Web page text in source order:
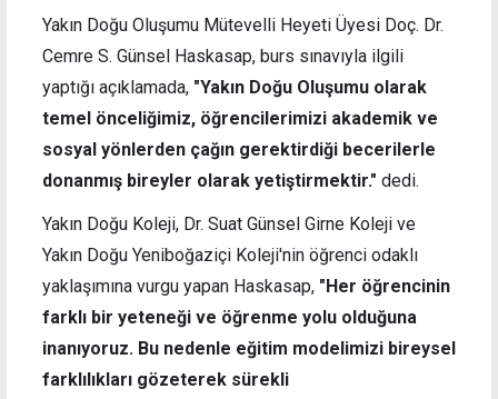
Yakın Doğu Oluşumu Mütevelli Heyeti Üyesi Doç. Dr.
Cemre S. Günsel Haskasap, burs sınavıyla ilgili
yaptığı açıklamada, "Yakın Doğu Oluşumu olarak
temel önceliğimiz, öğrencilerimizi akademik ve
sosyal yönlerden çağın gerektirdiği becerilerle
donanmış bireyler olarak yetiştirmektir." dedi.
Yakın Doğu Koleji, Dr. Suat Günsel Girne Koleji ve
Yakın Doğu Yeniboğaziçi Koleji'nin öğrenci odaklı
yaklaşımına vurgu yapan Haskasap, "Her öğrencinin
farklı bir yeteneği ve öğrenme yolu olduğuna
inanıyoruz. Bu nedenle eğitim modelimizi bireysel
farklılıkları gözeterek sürekli